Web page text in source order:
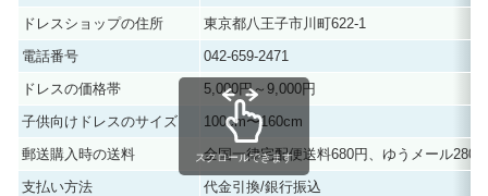
ドレスショップの住所
東京都八王子市川町622-1
電話番号
042-659-2471
ドレスの価格帯
5,000円～9,000円
子供向けドレスのサイズ
100cm〜160cm
郵送購入時の送料
全国一律宅配便送料680円、ゆうメール280
支払い方法
代金引換/銀行振込
スクロールできます